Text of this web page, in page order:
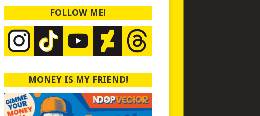
FOLLOW ME!
MONEY IS MY FRIEND!